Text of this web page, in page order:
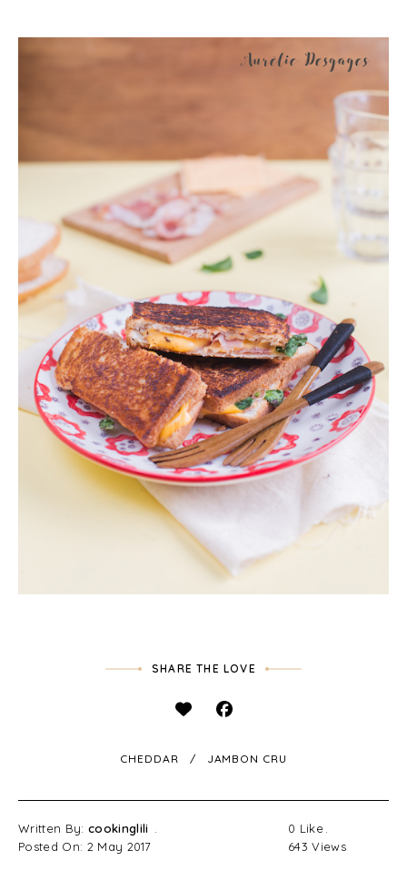
SHARE THE LOVE
CHEDDAR JAMBON CRU
Written By: cookinglili
Posted On: 2 May 2017
0 Like
643 Views